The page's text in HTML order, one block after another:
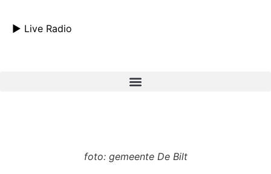
► Live Radio
foto: gemeente De Bilt